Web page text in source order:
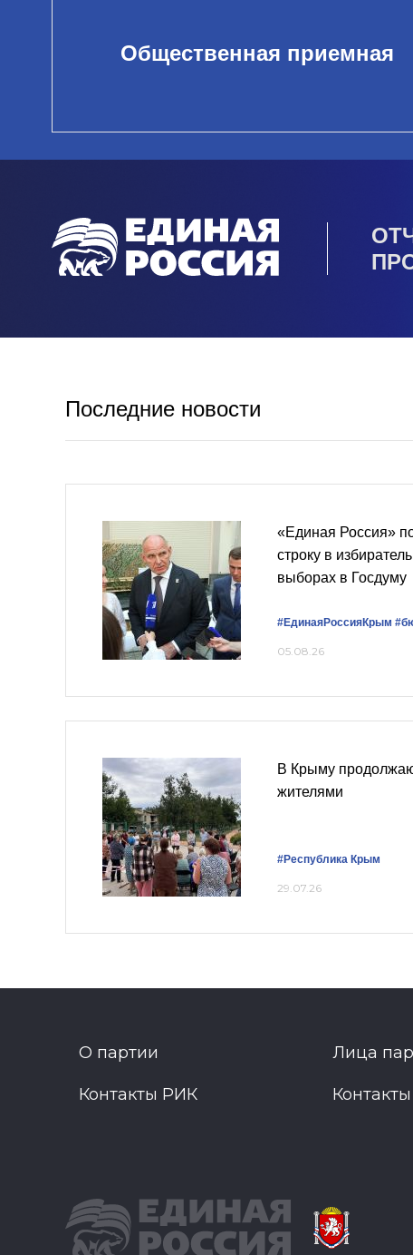
Общественная приемная
Последние новости
«Единая Россия»
строку в
выборах в Госдуму
#ЕдинаяРоссияКрым
05.08.26
В Крыму
жителями
#Республика Крым
29.07.26
О партии Лица
Контакты РИК